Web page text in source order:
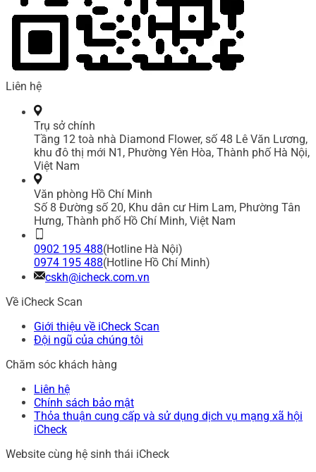
Liên hệ
Trụ sở chính
Tầng 12 toà nhà Diamond Flower, số 48 Lê Văn Lương,
khu đô thị mới N1, Phường Yên Hòa, Thành phố Hà Nội,
Việt Nam
Văn phòng Hồ Chí Minh
Số 8 Đường số 20, Khu dân cư Him Lam, Phường Tân
Hưng, Thành phố Hồ Chí Minh, Việt Nam
0902 195 488(Hotline Hà Nội)
0974 195 488(Hotline Hồ Chí Minh)
cskh@icheck.com.vn
Về iCheck Scan
Giới thiệu về iCheck Scan
Đội ngũ của chúng tôi
Chăm sóc khách hàng
Liên hệ
Chính sách bảo mật
Thỏa thuận cung cấp và sử dụng dịch vụ mạng xã hội
iCheck
Website cùng hệ sinh thái iCheck